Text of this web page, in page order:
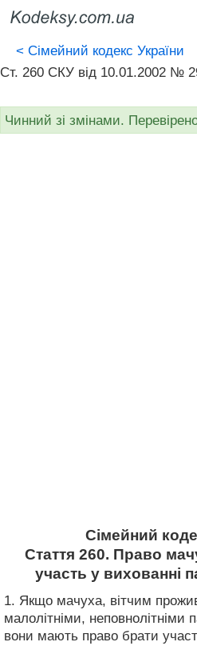
< Сімейний кодекс України
Ст. 260 СКУ від 10.01.2002 №
Чинний зі змінами.
Сімейний
Стаття 260. Право
участь у вихованні
1. Якщо мачуха, вітчим
малолітніми, неповнолітніми
вони мають право брати